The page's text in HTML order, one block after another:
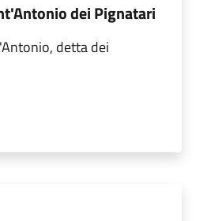
dei Pignatari
detta dei